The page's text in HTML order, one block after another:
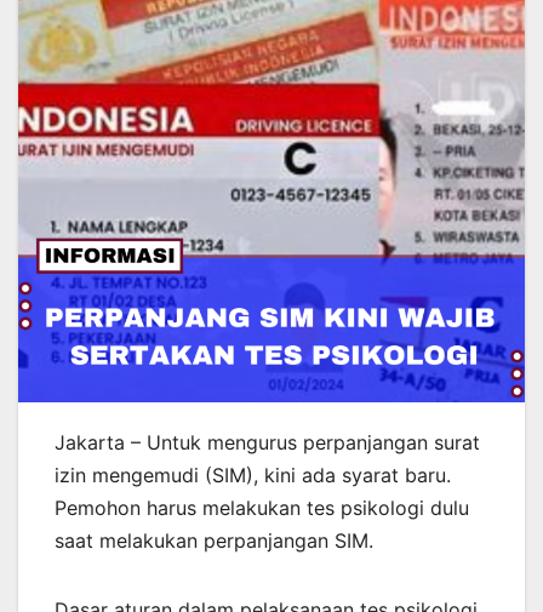
Jakarta – Untuk mengurus perpanjangan surat
izin mengemudi (SIM), kini ada syarat baru.
Pemohon harus melakukan tes psikologi dulu
saat melakukan perpanjangan SIM.